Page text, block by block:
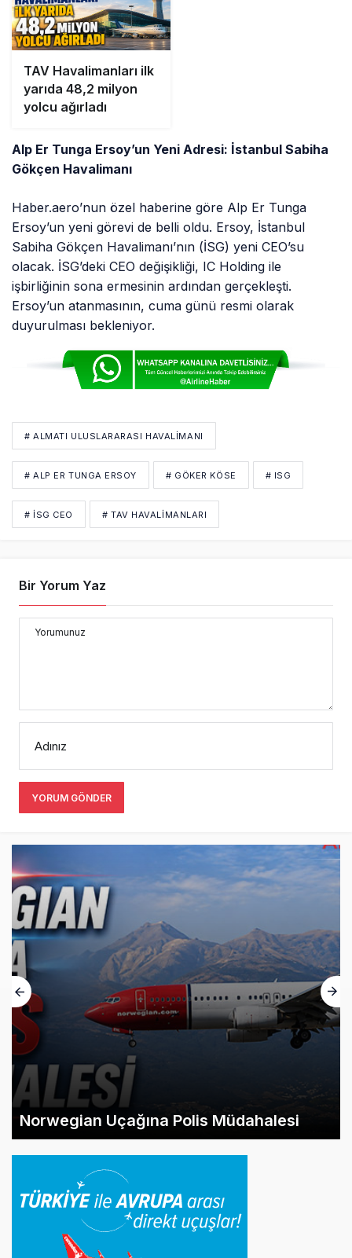
TAV Havalimanları ilk
yarıda 48,2 milyon
yolcu ağırladı
Alp Er Tunga Ersoy’un Yeni Adresi: İstanbul Sabiha
Gökçen Havalimanı
Haber.aero’nun özel haberine göre Alp Er Tunga
Ersoy’un yeni görevi de belli oldu. Ersoy, İstanbul
Sabiha Gökçen Havalimanı’nın (İSG) yeni CEO’su
olacak. İSG’deki CEO değişikliği, IC Holding ile
işbirliğinin sona ermesinin ardından gerçekleşti.
Ersoy’un atanmasının, cuma günü resmi olarak
duyurulması bekleniyor.
# ALMATI ULUSLARARASI HAVALIMANI
# ALP ER TUNGA ERSOY # GÖKER KÖSE # ISG
# İSG CEO # TAV HAVALIMANLARI
Bir Yorum Yaz
Yorumunuz
Adınız
YORUM GÖNDER
Norwegian Uçağına Polis Müdahalesi